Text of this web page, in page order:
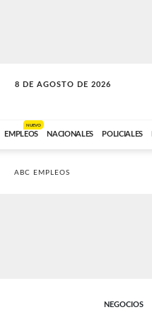
8 DE AGOSTO DE 2026
CONEXIÓN ROMANCE
EMPLEOS
NUEVO
NACIONALES POLICIALES
ABC EMPLEOS
NEGOCIOS